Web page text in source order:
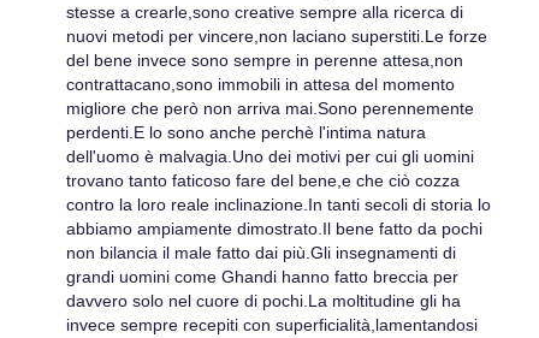
stesse a crearle,sono creative sempre alla ricerca di
nuovi metodi per vincere,non laciano superstiti.Le forze
del bene invece sono sempre in perenne attesa,non
contrattacano,sono immobili in attesa del momento
migliore che però non arriva mai.Sono perennemente
perdenti.E lo sono anche perchè l'intima natura
dell'uomo è malvagia.Uno dei motivi per cui gli uomini
trovano tanto faticoso fare del bene,e che ciò cozza
contro la loro reale inclinazione.In tanti secoli di storia lo
abbiamo ampiamente dimostrato.Il bene fatto da pochi
non bilancia il male fatto dai più.Gli insegnamenti di
grandi uomini come Ghandi hanno fatto breccia per
davvero solo nel cuore di pochi.La moltitudine gli ha
invece sempre recepiti con superficialità,lamentandosi